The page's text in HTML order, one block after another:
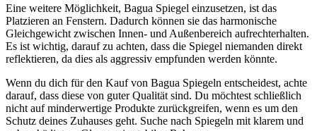
Eine weitere Möglichkeit,‌ Bagua Spiegel einzusetzen, ‌ist das
Platzieren ‍an ⁣Fenstern. Dadurch ⁣können ‍sie das harmonische‍
Gleichgewicht zwischen Innen- und Außenbereich aufrechterhalten.
Es ist wichtig, darauf zu achten, dass die Spiegel niemanden​ direkt
reflektieren, da​ dies als ‍aggressiv empfunden werden könnte.
Wenn du dich für den​ Kauf⁤ von Bagua Spiegeln entscheidest, achte
darauf, ‍dass diese von guter Qualität sind. Du möchtest schließlich‍
nicht auf minderwertige Produkte zurückgreifen, wenn‌ es um den
Schutz⁤ deines ⁣Zuhauses geht.⁤ Suche ‍nach ‌Spiegeln mit klarem und